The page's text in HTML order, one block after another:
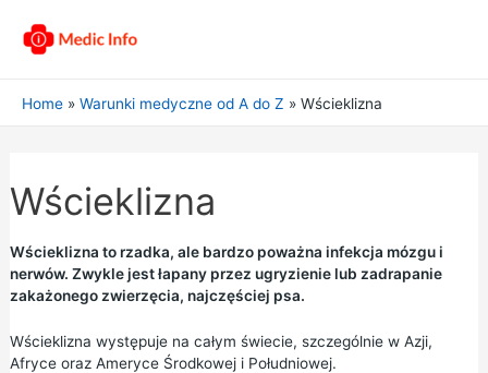
Home Warunki medyczne od A do Z Wścieklizna
Wścieklizna
Wścieklizna to rzadka, ale bardzo poważna infekcja mózgu i
nerwów. Zwykle jest łapany przez ugryzienie lub zadrapanie
zakażonego zwierzęcia, najczęściej psa.
Wścieklizna występuje na całym świecie, szczególnie w Azji,
Afryce oraz Ameryce Środkowej i Południowej.